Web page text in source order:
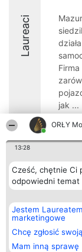
ORŁY
13:28
Cześć, chętnie Ci
odpowiedni temat
Jestem
marketingowe
Chcę zgłosić
Mam inną sprawę
Laureaci
jak ...
8.9
Organizator
Bright Side Solutions sp. z
o. sp. k.
Wrocław 50-079
KRS 0000749100 | Regon
381313360 | NIP
+48 508 492 400